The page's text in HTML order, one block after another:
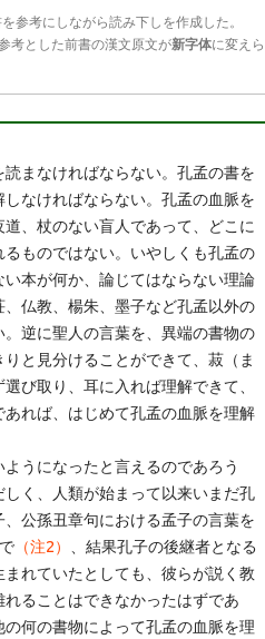
参考にしながら読み下しを作成した。
考とした前書の漢文原文が新字体に変えら
まなければならない。孔孟の書を
なければならない。孔孟の血脈を
、杖のない盲人であって、どこに
ものではない。いやしくも孔孟の
本が何か、論じてはならない理論
仏教、楊朱、墨子など孔孟以外の
逆に聖人の言葉を、異端の書物の
と見分けることができて、菽（ま
び取り、耳に入れば理解できて、
れば、はじめて孔孟の血脈を理解
うになったと言えるのであろう
く、人類が始まって以来いまだ孔
公孫丑章句における孟子の言葉を
（注2）
、結果孔子の後継者となる
れていたとしても、彼らが説く教
ることはできなかったはずであ
何の書物によって孔孟の血脈を理